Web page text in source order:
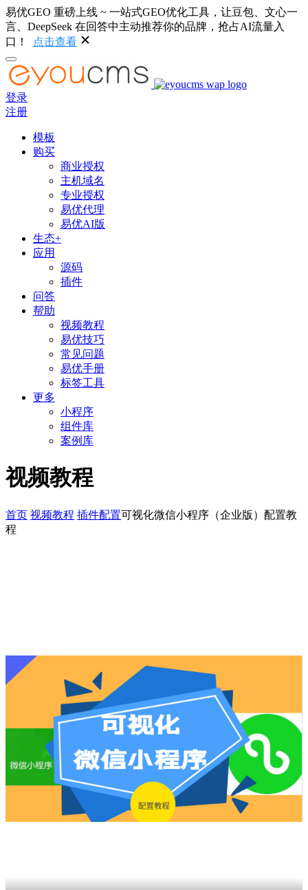
易优GEO 重磅上线 ~ 一站式GEO优化工具，让豆包、文心一
言、DeepSeek 在回答中主动推荐你的品牌，抢占AI流量入
口！
点击查看
登录
注册
模板
购买
商业授权
主机域名
专业授权
易优代理
易优AI版
生态+
应用
源码
插件
问答
帮助
视频教程
易优技巧
常见问题
易优手册
标签工具
更多
小程序
组件库
案例库
视频教程
首页 视频教程 插件配置可视化微信小程序（企业版）配置教
程